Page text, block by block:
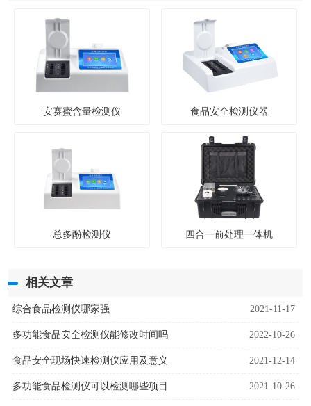
安赛蜜含量检测仪 食品安全检测仪器
总多酚检测仪 四合一前处理一体机
相关文章
综合食品检测仪哪家强 2021-11-17
多功能食品安全检测仪能修改时间吗 2022-10-26
食品安全现场快速检测仪应用及意义 2021-12-14
多功能食品检测仪可以检测哪些项目 2021-10-26